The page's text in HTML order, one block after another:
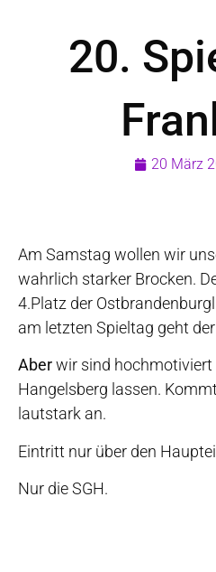
20.
20 März
Am Samstag wollen wir
wahrlich starker Brocken.
4.Platz der
am letzten Spieltag geht
Aberwir sind hochmotiviert
Hangelsberg lassen.
lautstark an.
Eintritt nur über den
Nur die SGH.